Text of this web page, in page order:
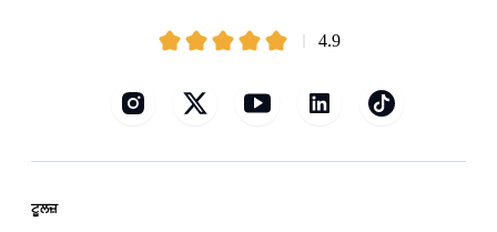
4.9
ਟੂਲਜ਼